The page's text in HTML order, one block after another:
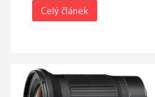
Celý článek